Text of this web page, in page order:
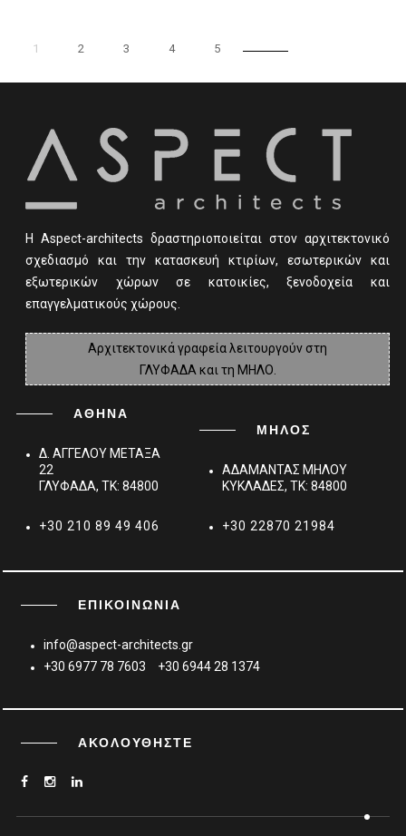
1 2 3 4 5
Η Αspect-architects δραστηριοποιείται στον αρχιτεκτονικό
σχεδιασμό και την κατασκευή κτιρίων, εσωτερικών και
εξωτερικών χώρων σε κατοικίες, ξενοδοχεία και
επαγγελματικούς χώρους.
Αρχιτεκτονικά γραφεία λειτουργούν στη
ΓΛΥΦΑΔΑ και τη ΜΗΛΟ.
ΑΘΗΝΑ
Δ. ΑΓΓΕΛΟΥ ΜΕΤΑΞΑ
22
ΓΛΥΦΑΔΑ, TK: 84800
+30 210 89 49 406
ΜΗΛΟΣ
ΑΔΑΜΑΝΤΑΣ ΜΗΛΟΥ
ΚΥΚΛΑΔΕΣ, TK: 84800
+30 22870 21984
ΕΠΙΚΟΙΝΩΝΊΑ
info@aspect-architects.gr
+30 6977 78 7603
+30 6944 28 1374
ΑΚΟΛΟΥΘΉΣΤΕ